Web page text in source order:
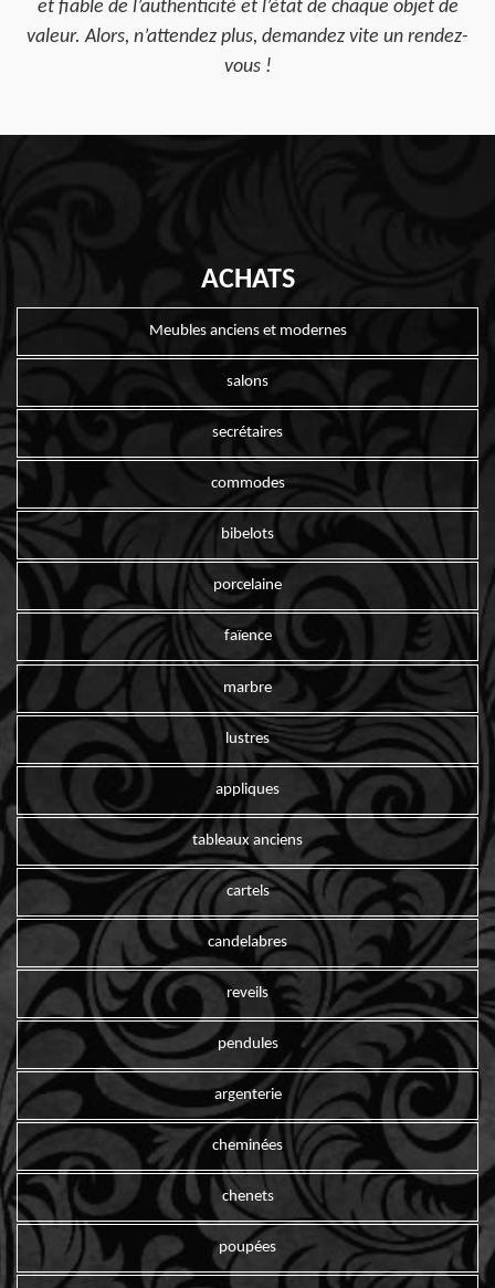
et fiable de l’authenticité et l’état de chaque objet de
valeur. Alors, n’attendez plus, demandez vite un rendez-
vous !
ACHATS
Meubles anciens et modernes
salons
secrétaires
commodes
bibelots
porcelaine
faïence
marbre
lustres
appliques
tableaux anciens
cartels
candelabres
reveils
pendules
argenterie
cheminées
chenets
poupées